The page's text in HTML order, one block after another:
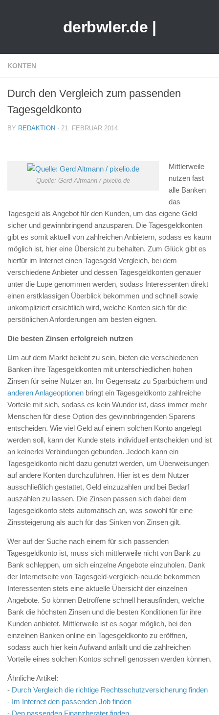
derbwler.de |
KONTEN
Durch den Vergleich zum passenden
Tagesgeldkonto
BY REDAKTION · 21. FEBRUAR 2014
Quelle: Gerd Altmann / pixelio.de
Mittlerweile
nutzen fast
alle Banken
das
Tagesgeld als Angebot für den Kunden, um das eigene Geld
sicher und gewinnbringend anzusparen. Die Tagesgeldkonten
gibt es somit aktuell von zahlreichen Anbietern, sodass es kaum
möglich ist, hier eine Übersicht zu behalten. Zum Glück gibt es
hierfür im Internet einen Tagesgeld Vergleich, bei dem
verschiedene Anbieter und dessen Tagesgeldkonten genauer
unter die Lupe genommen werden, sodass Interessenten direkt
einen erstklassigen Überblick bekommen und schnell sowie
unkompliziert ersichtlich wird, welche Konten sich für die
persönlichen Anforderungen am besten eignen.
Die besten Zinsen erfolgreich nutzen
Um auf dem Markt beliebt zu sein, bieten die verschiedenen
Banken ihre Tagesgeldkonten mit unterschiedlichen hohen
Zinsen für seine Nutzer an. Im Gegensatz zu Sparbüchern und
anderen Anlageoptionen bringt ein Tagesgeldkonto zahlreiche
Vorteile mit sich, sodass es kein Wunder ist, dass immer mehr
Menschen für diese Option des gewinnbringenden Sparens
entscheiden. Wie viel Geld auf einem solchen Konto angelegt
werden soll, kann der Kunde stets individuell entscheiden und ist
an keinerlei Verbindungen gebunden. Jedoch kann ein
Tagesgeldkonto nicht dazu genutzt werden, um Überweisungen
auf andere Konten durchzuführen. Hier ist es dem Nutzer
ausschließlich gestattet, Geld einzuzahlen und bei Bedarf
auszahlen zu lassen. Die Zinsen passen sich dabei dem
Tagesgeldkonto stets automatisch an, was sowohl für eine
Zinssteigerung als auch für das Sinken von Zinsen gilt.
Wer auf der Suche nach einem für sich passenden
Tagesgeldkonto ist, muss sich mittlerweile nicht von Bank zu
Bank schleppen, um sich einzelne Angebote einzuholen. Dank
der Internetseite von Tagesgeld-vergleich-neu.de bekommen
Interessenten stets eine aktuelle Übersicht der einzelnen
Angebote. So können Betroffene schnell herausfinden, welche
Bank die höchsten Zinsen und die besten Konditionen für ihre
Kunden anbietet. Mittlerweile ist es sogar möglich, bei den
einzelnen Banken online ein Tagesgeldkonto zu eröffnen,
sodass auch hier kein Aufwand anfällt und die zahlreichen
Vorteile eines solchen Kontos schnell genossen werden können.
Ähnliche Artikel:
- Durch Vergleich die richtige Rechtsschutzversicherung finden
- Im Internet den passenden Job finden
- Den passenden Finanzberater finden